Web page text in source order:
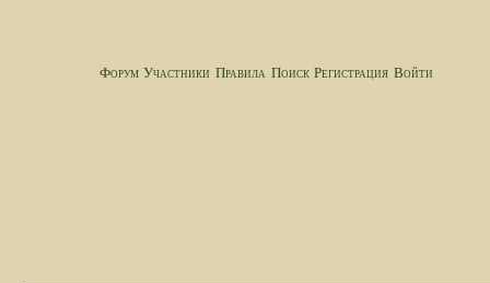
Форум Участники Правила Поиск Регистрация Войти